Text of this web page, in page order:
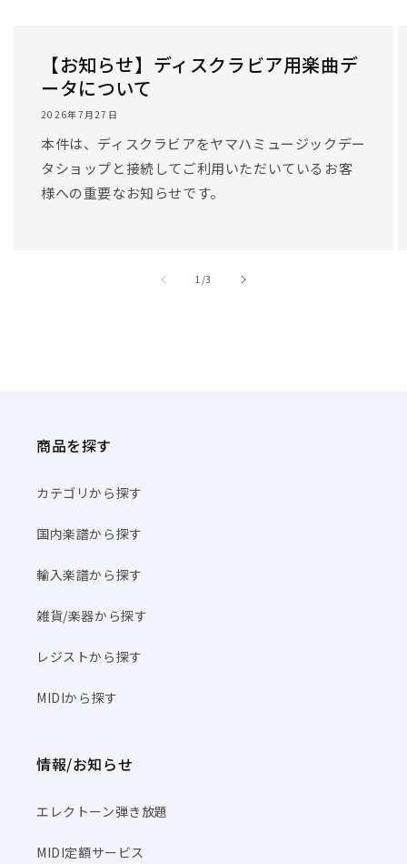
【お知らせ】ディスクラビア用楽曲デ
ータについて
2026年7月27日
本件は、ディスクラビアをヤマハミュージックデー
タショップと接続してご利用いただいているお客
様への重要なお知らせです。
1 //3
商品を探す
カテゴリから探す
国内楽譜から探す
輸入楽譜から探す
雑貨/楽器から探す
レジストから探す
MIDIから探す
情報/お知らせ
エレクトーン弾き放題
MIDI定額サービス